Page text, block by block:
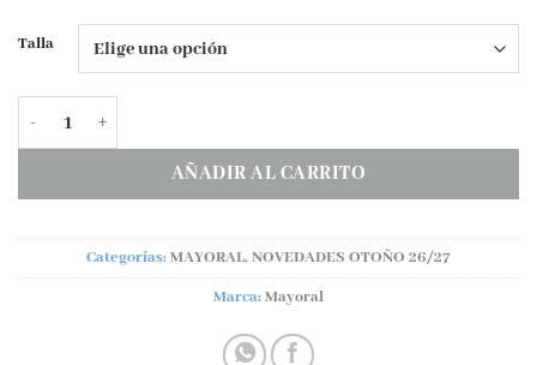
Talla
AÑADIR AL CARRITO
Categorías:MAYORAL,NOVEDADES OTOÑO 26/27
Marca:Mayoral